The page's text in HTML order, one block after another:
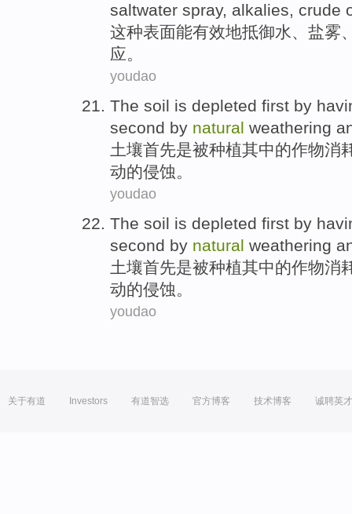
saltwater spray, alkalies, crude
这种表面能有效地抵御水、 盐雾
应。
youdao
The soil is depleted first by
second by natural weathering
土壤首先是被种植其中的作物消
动的侵蚀。
youdao
The soil is depleted first by
second by natural weathering
土壤首先是被种植其中的作物消
动的侵蚀。
youdao
关于有道 Investors 有道智选 官方博客 技术博客 诚聘英才